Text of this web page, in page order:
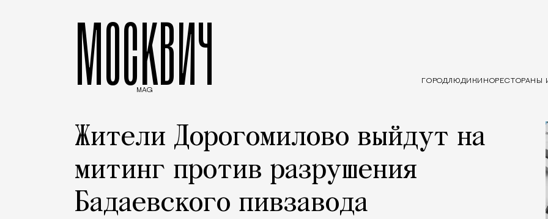
МОСКВИЧ
MAG
ГОРОДЛЮДИ КИНОРЕСТОРАНЫ
Жители Дорогомилово выйдут на
митинг против разрушения
Бадаевского пивзавода